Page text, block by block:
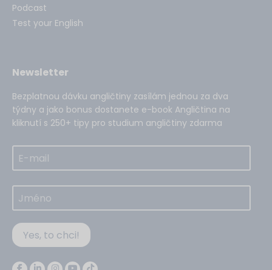
Podcast
Test your English
Newsletter
Bezplatnou dávku angličtiny zasílám jednou za dva
týdny a jako bonus dostanete e-book Angličtina na
kliknutí s 250+ tipy pro studium angličtiny zdarma
Yes, to chci!